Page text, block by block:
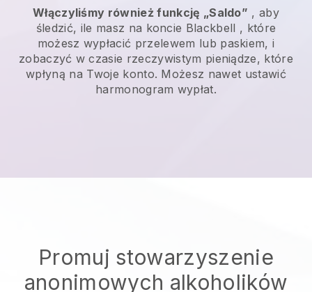
Włączyliśmy również funkcję „Saldo” , aby
śledzić, ile masz na koncie Blackbell , które
możesz wypłacić przelewem lub paskiem, i
zobaczyć w czasie rzeczywistym pieniądze, które
wpłyną na Twoje konto. Możesz nawet ustawić
harmonogram wypłat.
Promuj stowarzyszenie
anonimowych alkoholików